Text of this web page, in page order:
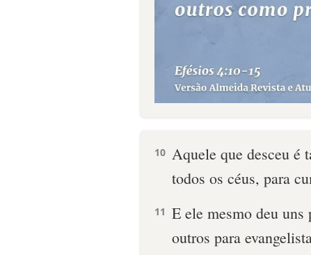
10 Aquele que desceu é
todos os céus, para
11 E ele mesmo deu uns
outros para